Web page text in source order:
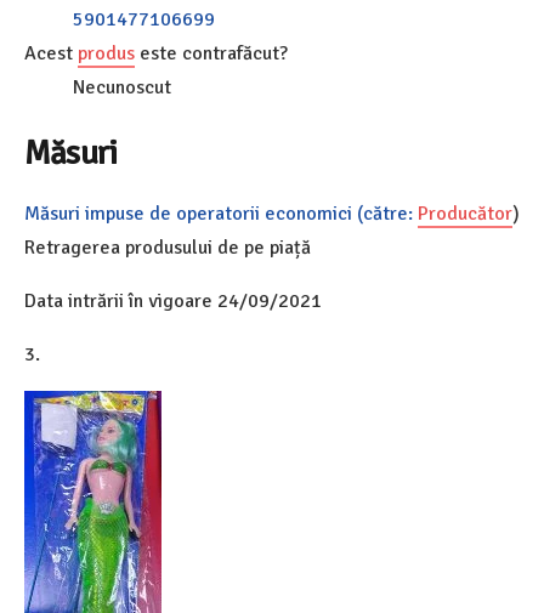
5901477106699
Acest produs este contrafăcut?
Necunoscut
Măsuri
Măsuri impuse de operatorii economici (către: Producător)
Retragerea produsului de pe piață
Data intrării în vigoare 24/09/2021
3.